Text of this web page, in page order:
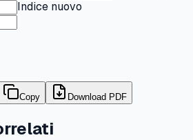
Indice nuovo
Copy Download PDF